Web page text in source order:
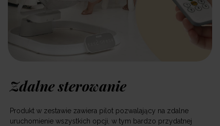
Zdalne sterowanie
Produkt w zestawie zawiera pilot pozwalający na zdalne
uruchomienie wszystkich opcji, w tym bardzo przydatnej